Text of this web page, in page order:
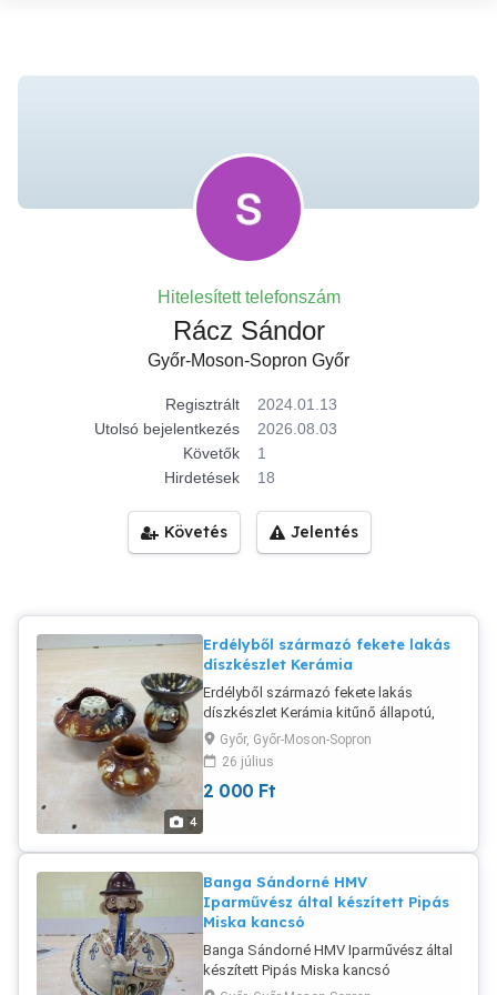
Hitelesített telefonszám
Rácz Sándor
Győr-Moson-Sopron Győr
Regisztrált
2024.01.13
Utolsó bejelentkezés
2026.08.03
Követők
1
Hirdetések
18
Követés Jelentés
4
Erdélyből származó fekete lakás
díszkészlet Kerámia
Erdélyből származó fekete lakás
díszkészlet Kerámia kitűnő állapotú,
jellegzetes szép dísz.
Győr, Győr-Moson-Sopron
26 július
2 000 Ft
Banga Sándorné HMV
Iparművész által készített Pipás
Miska kancsó
Banga Sándorné HMV Iparművész által
készített Pipás Miska kancsó
Délalföldet jelképező motívumokat